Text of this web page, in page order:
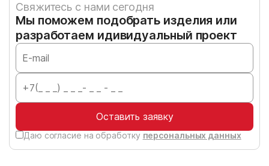
Свяжитесь с нами сегодня
Мы поможем подобрать изделия или
разработаем идивидуальный проект
Оставить заявку
Даю согласие на обработку персональных данных